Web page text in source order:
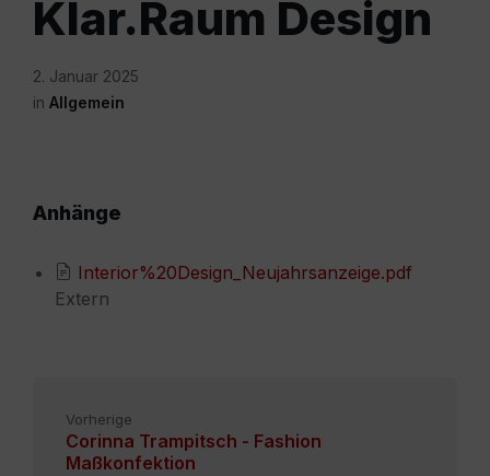
Klar.Raum Design
2. Januar 2025
in Allgemein
Anhänge
Interior%20Design_Neujahrsanzeige.pdf
Extern
Vorherige
Corinna Trampitsch - Fashion
Maßkonfektion